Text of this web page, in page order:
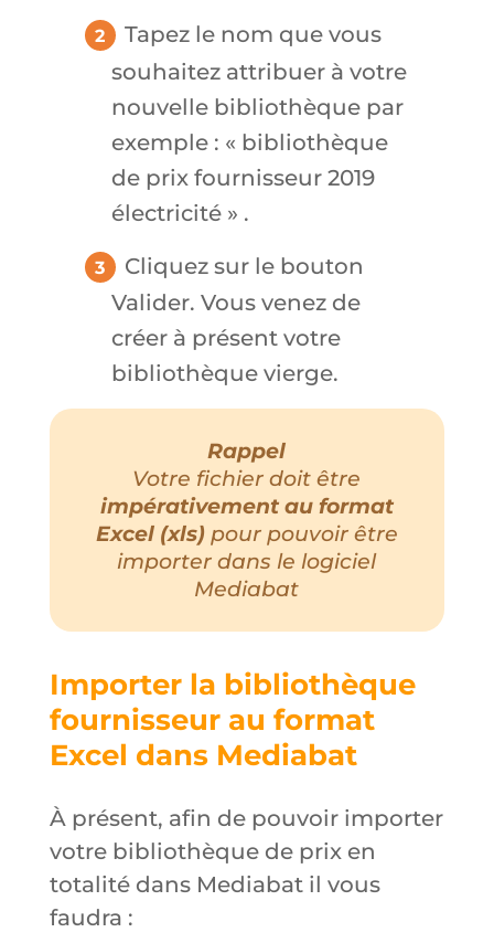
Tapez le nom que vous
souhaitez attribuer à votre
nouvelle bibliothèque par
exemple : « bibliothèque
de prix fournisseur 2019
électricité » .
Cliquez sur le bouton
Valider. Vous venez de
créer à présent votre
bibliothèque vierge.
Rappel
Votre fichier doit être
impérativement au format
Excel (xls)pour pouvoir être
importer dans le logiciel
Mediabat
Importer la bibliothèque
fournisseur au format
Excel dans Mediabat
À présent, afin de pouvoir importer
votre bibliothèque de prix en
totalité dans Mediabat il vous
faudra :